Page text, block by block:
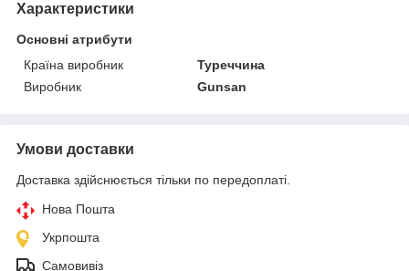
Характеристики
Основні атрибути
Країна виробник
Туреччина
Виробник
Gunsan
Умови доставки
Доставка здійснюється тільки по передоплаті.
Нова Пошта
Укрпошта
Самовивіз